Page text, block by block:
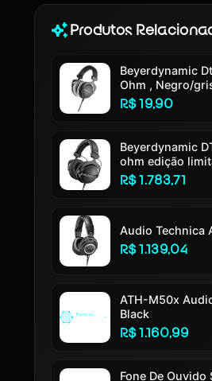
Produtos
Beyerdynamic
Ohm , Negro/
R$ 19,90
Beyerdynamic
ohm edição
R$ 1.783,71
Audio Technica
R$ 1.139,04
ATH-M50x
Black
R$ 1.160,99
Fone De Ouvido